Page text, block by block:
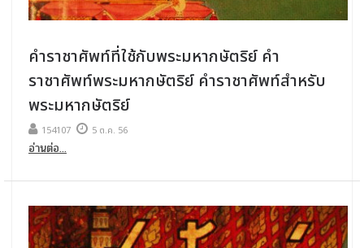
คําราชาศัพท์ที่ใช้กับพระมหากษัตริย์ คํา
ราชาศัพท์พระมหากษัตริย์ คําราชาศัพท์สําหรับ
พระมหากษัตริย์
154107 5 ต.ค. 56
อ่านต่อ...